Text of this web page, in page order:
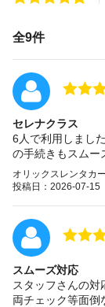
全9件
セレナクラス
6人で利用しまし
の手続きもスムー
オリックスレンタカ
投稿日：2026-07-15
スムーズ対応
スタッフさんの
両チェック等面倒